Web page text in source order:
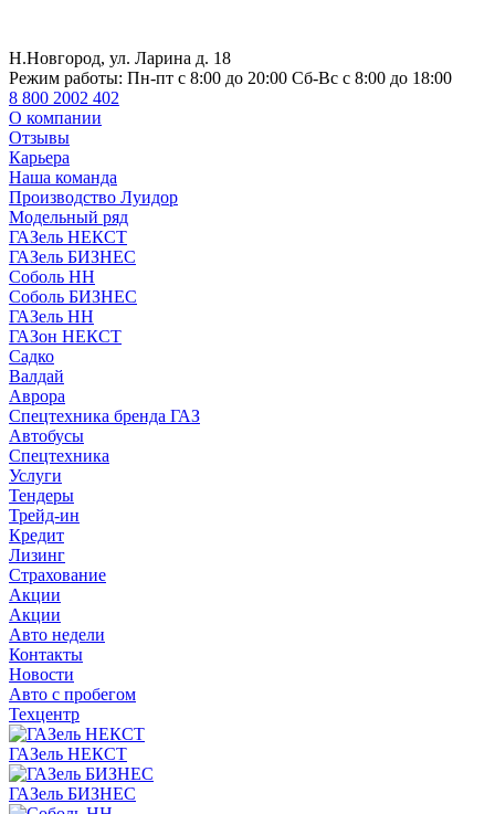
Н.Новгород, ул. Ларина д. 18
Режим работы: Пн-пт с 8:00 до 20:00 Сб-Вс с 8:00 до 18:00
8 800 2002 402
О компании
Отзывы
Карьера
Наша команда
Производство Луидор
Модельный ряд
ГАЗель НЕКСТ
ГАЗель БИЗНЕС
Соболь НН
Соболь БИЗНЕС
ГАЗель НН
ГАЗон НЕКСТ
Садко
Валдай
Аврора
Спецтехника бренда ГАЗ
Автобусы
Спецтехника
Услуги
Тендеры
Трейд-ин
Кредит
Лизинг
Страхование
Акции
Акции
Авто недели
Контакты
Новости
Авто с пробегом
Техцентр
ГАЗель НЕКСТ
ГАЗель БИЗНЕС